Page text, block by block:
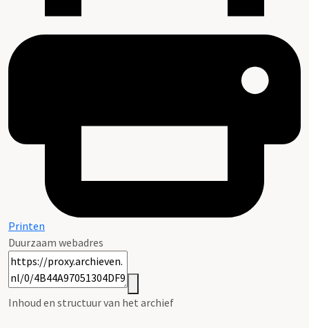
Printen
Duurzaam webadres
Inhoud en structuur van het archief